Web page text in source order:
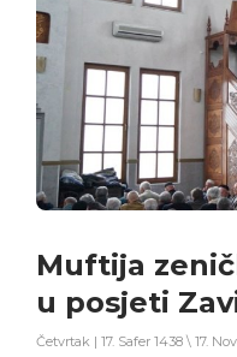
Muftija
u posjeti
Četvrtak | 17. Safer 1438 \ 17.